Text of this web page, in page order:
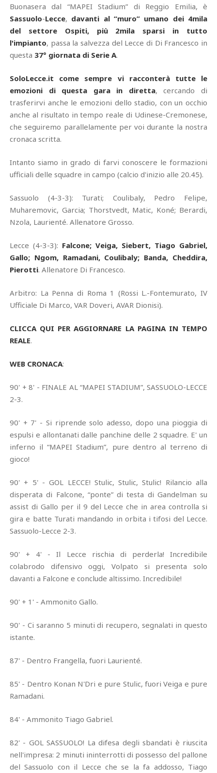
Buonasera dal “MAPEI Stadium” di Reggio Emilia, è
Sassuolo-Lecce, davanti al “muro” umano dei 4mila
del settore Ospiti, più 2mila sparsi in tutto
l'impianto, passa la salvezza del Lecce di Di Francesco in
questa 37° giornata di Serie A.
SoloLecce.it come sempre vi racconterà tutte le
emozioni di questa gara in diretta, cercando di
trasferirvi anche le emozioni dello stadio, con un occhio
anche al risultato in tempo reale di Udinese-Cremonese,
che seguiremo parallelamente per voi durante la nostra
cronaca scritta.
Intanto siamo in grado di farvi conoscere le formazioni
ufficiali delle squadre in campo (calcio d'inizio alle 20.45).
Sassuolo (4-3-3): Turati; Coulibaly, Pedro Felipe,
Muharemovic, Garcia; Thorstvedt, Matic, Koné; Berardi,
Nzola, Laurienté. Allenatore Grosso.
Lecce (4-3-3): Falcone; Veiga, Siebert, Tiago Gabriel,
Gallo; Ngom, Ramadani, Coulibaly; Banda, Cheddira,
Pierotti. Allenatore Di Francesco.
Arbitro: La Penna di Roma 1 (Rossi L.-Fontemurato, IV
Ufficiale Di Marco, VAR Doveri, AVAR Dionisi).
CLICCA QUI PER AGGIORNARE LA PAGINA IN TEMPO
REALE.
WEB CRONACA:
90' + 8' - FINALE AL “MAPEI STADIUM”, SASSUOLO-LECCE
2-3.
90' + 7' - Si riprende solo adesso, dopo una pioggia di
espulsi e allontanati dalle panchine delle 2 squadre. E' un
inferno il “MAPEI Stadium”, pure dentro al terreno di
gioco!
90' + 5' - GOL LECCE! Stulic, Stulic, Stulic! Rilancio alla
disperata di Falcone, “ponte” di testa di Gandelman su
assist di Gallo per il 9 del Lecce che in area controlla si
gira e batte Turati mandando in orbita i tifosi del Lecce.
Sassuolo-Lecce 2-3.
90' + 4' - Il Lecce rischia di perderla! Incredibile
colabrodo difensivo oggi, Volpato si presenta solo
davanti a Falcone e conclude altissimo. Incredibile!
90' + 1' - Ammonito Gallo.
90' - Ci saranno 5 minuti di recupero, segnalati in questo
istante.
87' - Dentro Frangella, fuori Laurienté.
85' - Dentro Konan N'Dri e pure Stulic, fuori Veiga e pure
Ramadani.
84' - Ammonito Tiago Gabriel.
82' - GOL SASSUOLO! La difesa degli sbandati è riuscita
nell'impresa: 2 minuti ininterrotti di possesso del pallone
del Sassuolo con il Lecce che se la fa addosso, Tiago